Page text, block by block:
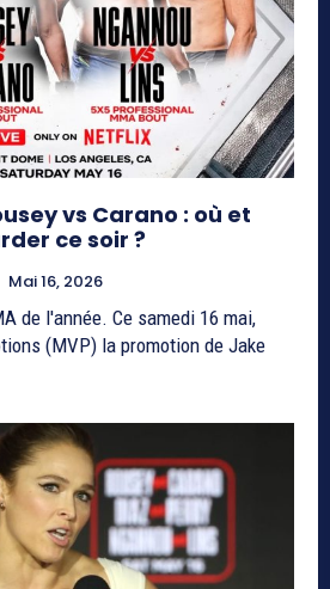
vs Carano : où et
ce soir ?
Mai 16, 2026
de l'année. Ce samedi 16 mai,
(MVP) la promotion de Jake